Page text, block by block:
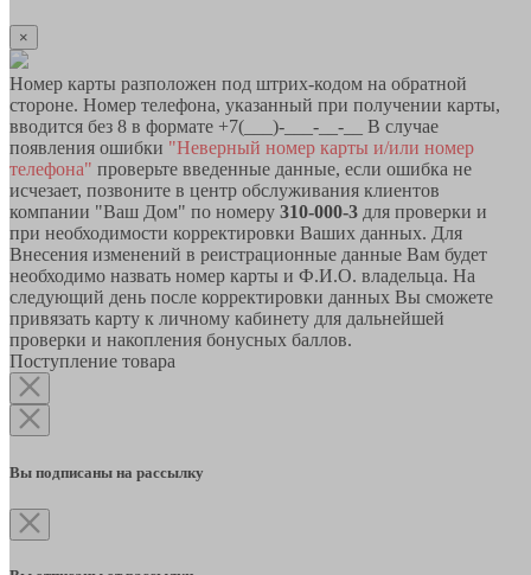
×
Номер карты разположен под штрих-кодом на обратной
стороне. Номер телефона, указанный при получении карты,
вводится без 8 в формате +7(___)-___-__-__ В случае
появления ошибки "Неверный номер карты и/или номер
телефона" проверьте введенные данные, если ошибка не
исчезает, позвоните в центр обслуживания клиентов
компании "Ваш Дом" по номеру 310-000-3 для проверки и
при необходимости корректировки Ваших данных. Для
Внесения изменений в реистрационные данные Вам будет
необходимо назвать номер карты и Ф.И.О. владельца. На
следующий день после корректировки данных Вы сможете
привязать карту к личному кабинету для дальнейшей
проверки и накопления бонусных баллов.
Поступление товара
Вы подписаны на рассылку